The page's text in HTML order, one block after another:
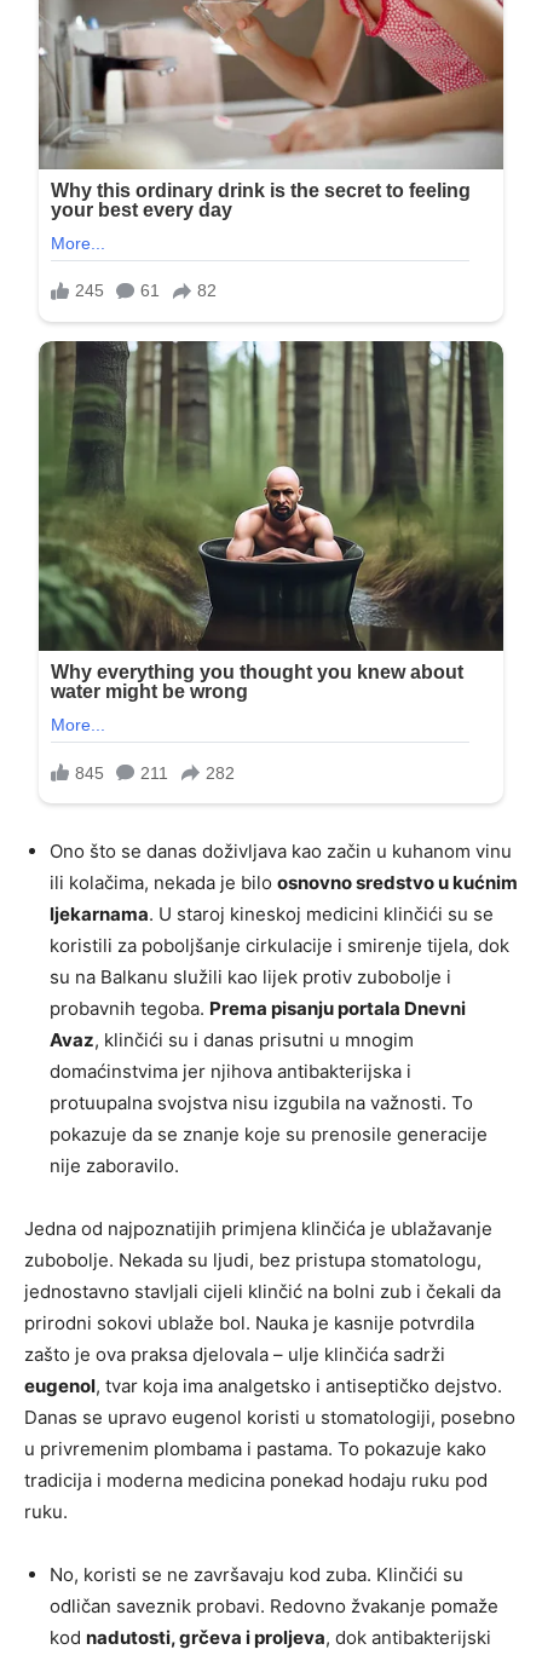
Ono što se danas doživljava kao začin u kuhanom vinu
ili kolačima, nekada je bilo osnovno sredstvo u kućnim
ljekarnama. U staroj kineskoj medicini klinčići su se
koristili za poboljšanje cirkulacije i smirenje tijela, dok
su na Balkanu služili kao lijek protiv zubobolje i
probavnih tegoba. Prema pisanju portala Dnevni
Avaz, klinčići su i danas prisutni u mnogim
domaćinstvima jer njihova antibakterijska i
protuupalna svojstva nisu izgubila na važnosti. To
pokazuje da se znanje koje su prenosile generacije
nije zaboravilo.
Jedna od najpoznatijih primjena klinčića je ublažavanje
zubobolje. Nekada su ljudi, bez pristupa stomatologu,
jednostavno stavljali cijeli klinčić na bolni zub i čekali da
prirodni sokovi ublaže bol. Nauka je kasnije potvrdila
zašto je ova praksa djelovala – ulje klinčića sadrži
eugenol, tvar koja ima analgetsko i antiseptičko dejstvo.
Danas se upravo eugenol koristi u stomatologiji, posebno
u privremenim plombama i pastama. To pokazuje kako
tradicija i moderna medicina ponekad hodaju ruku pod
ruku.
No, koristi se ne završavaju kod zuba. Klinčići su
odličan saveznik probavi. Redovno žvakanje pomaže
kod nadutosti, grčeva i proljeva, dok antibakterijski